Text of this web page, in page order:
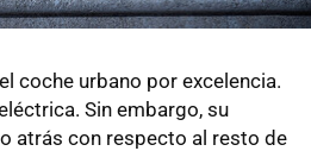
coche urbano por excelencia.
Sin embargo, su
atrás con respecto al resto de